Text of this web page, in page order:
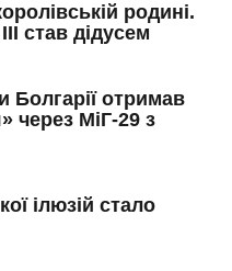
родині.
став дідусем
Болгарії отримав
через МіГ-29 з
ілюзій стало